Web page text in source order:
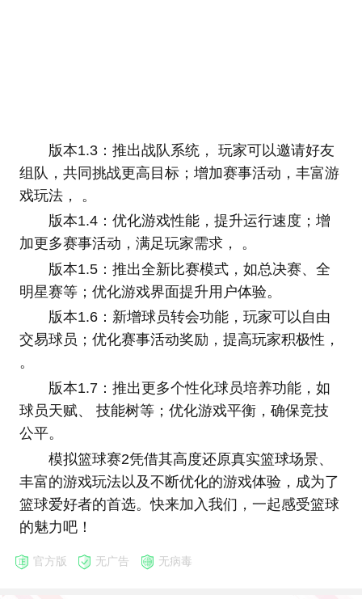
版本1.3：推出战队系统， 玩家可以邀请好友
组队，共同挑战更高目标；增加赛事活动，丰富游
戏玩法， 。
版本1.4：优化游戏性能，提升运行速度；增
加更多赛事活动，满足玩家需求， 。
版本1.5：推出全新比赛模式，如总决赛、全
明星赛等；优化游戏界面提升用户体验。
版本1.6：新增球员转会功能，玩家可以自由
交易球员；优化赛事活动奖励，提高玩家积极性，
。
版本1.7：推出更多个性化球员培养功能，如
球员天赋、 技能树等；优化游戏平衡，确保竞技
公平。
模拟篮球赛2凭借其高度还原真实篮球场景、
丰富的游戏玩法以及不断优化的游戏体验，成为了
篮球爱好者的首选。快来加入我们，一起感受篮球
的魅力吧！
官方版 无广告 无病毒